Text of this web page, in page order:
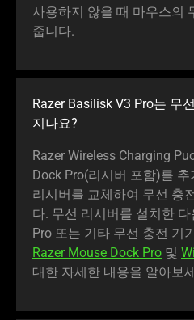
사용하지 않을 때 마우스의
줍니다.
Razer Basilisk V3 Pro는 무
지나요?
Razer Wireless Charging
Dock Pro(리시버 포함)를
리시버를 교체하여 무선 충
다. 무선 리시버를 설치한
Pro 또는 기타 무선 충전 기
Razer Mouse Dock Pro 및
대한 자세한 내용을 알아보